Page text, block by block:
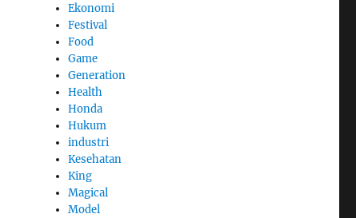
Ekonomi
Festival
Food
Game
Generation
Health
Honda
Hukum
industri
Kesehatan
King
Magical
Model